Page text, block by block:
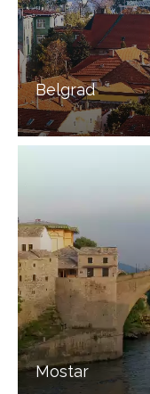
Belgrad
Mostar